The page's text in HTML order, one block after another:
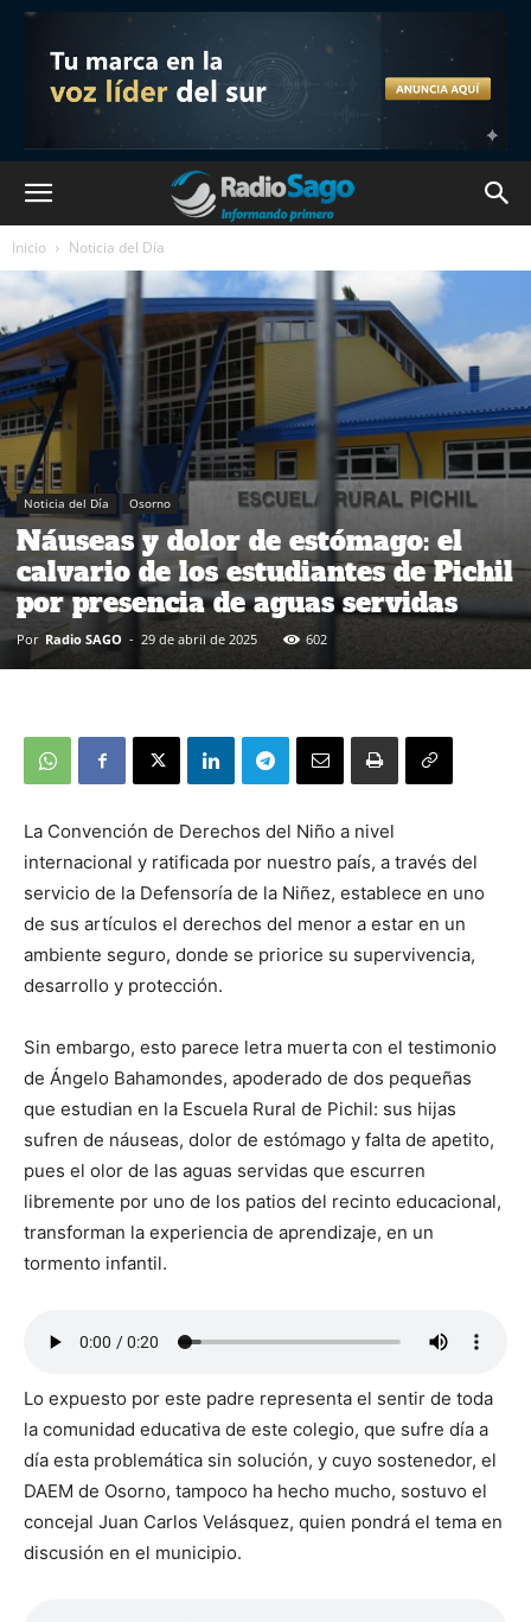
Inicio Noticia del Día
Noticia del Día Osorno
Náuseas y dolor de estómago: el
calvario de los estudiantes de Pichil
por presencia de aguas servidas
Por Radio SAGO - 29 de abril de 2025 602
La Convención de Derechos del Niño a nivel
internacional y ratificada por nuestro país, a través del
servicio de la Defensoría de la Niñez, establece en uno
de sus artículos el derechos del menor a estar en un
ambiente seguro, donde se priorice su supervivencia,
desarrollo y protección.
Sin embargo, esto parece letra muerta con el testimonio
de Ángelo Bahamondes, apoderado de dos pequeñas
que estudian en la Escuela Rural de Pichil: sus hijas
sufren de náuseas, dolor de estómago y falta de apetito,
pues el olor de las aguas servidas que escurren
libremente por uno de los patios del recinto educacional,
transforman la experiencia de aprendizaje, en un
tormento infantil.
Lo expuesto por este padre representa el sentir de toda
la comunidad educativa de este colegio, que sufre día a
día esta problemática sin solución, y cuyo sostenedor, el
DAEM de Osorno, tampoco ha hecho mucho, sostuvo el
concejal Juan Carlos Velásquez, quien pondrá el tema en
discusión en el municipio.